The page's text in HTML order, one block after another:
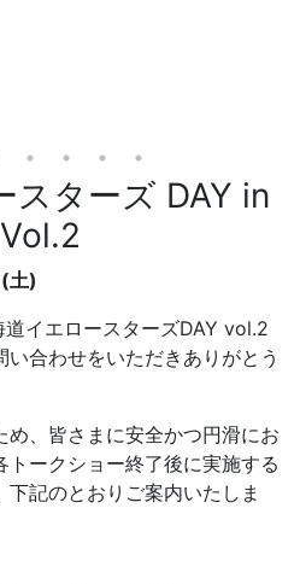
スターズ DAY in
土)
イエロースターズDAY vol.2
合わせをいただきありがとう
め、皆さまに安全かつ円滑にお
ークショー終了後に実施する
記のとおりご案内いたしま